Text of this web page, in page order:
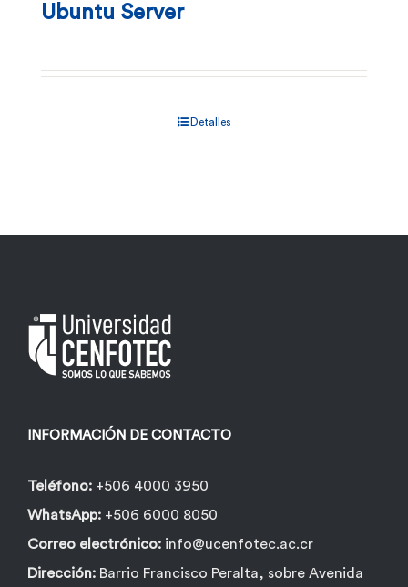
Ubuntu Server
Detalles
INFORMACIÓN DE CONTACTO
Teléfono: +506 4000 3950
WhatsApp: +506 6000 8050
Correo electrónico: info@ucenfotec.ac.cr
Dirección: Barrio Francisco Peralta, sobre Avenida